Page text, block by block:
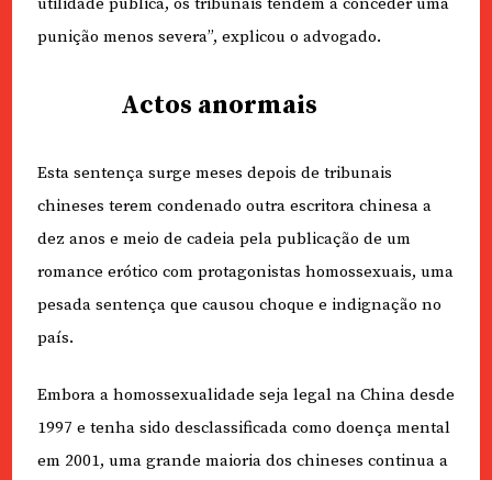
punição menos severa”, explicou o advogado.
Actos anormais
Esta sentença surge meses depois de tribunais
chineses terem condenado outra escritora chinesa a
dez anos e meio de cadeia pela publicação de um
romance erótico com protagonistas homossexuais, uma
pesada sentença que causou choque e indignação no
país.
Embora a homossexualidade seja legal na China desde
1997 e tenha sido desclassificada como doença mental
em 2001, uma grande maioria dos chineses continua a